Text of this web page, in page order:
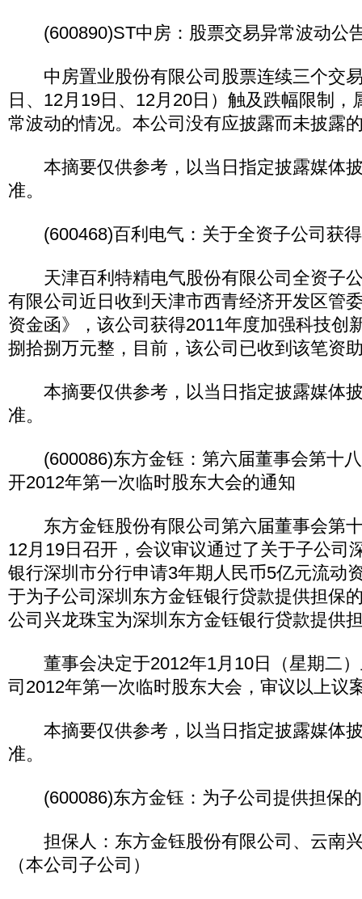
(600890)ST中房：股票交易异常波动公
中房置业股份有限公司股票连续三个交易
日、12月19日、12月20日）触及跌幅限制，
常波动的情况。本公司没有应披露而未披露
本摘要仅供参考，以当日指定披露媒体
准。
(600468)百利电气：关于全资子公司获得
天津百利特精电气股份有限公司全资子
有限公司近日收到天津市西青经济开发区管
资金函》，该公司获得2011年度加强科技创
捌拾捌万元整，目前，该公司已收到该笔资
本摘要仅供参考，以当日指定披露媒体
准。
(600086)东方金钰：第六届董事会第十八
开2012年第一次临时股东大会的通知
东方金钰股份有限公司第六届董事会第
12月19日召开，会议审议通过了关于子公司
银行深圳市分行申请3年期人民币5亿元流动
于为子公司深圳东方金钰银行贷款提供担保
公司兴龙珠宝为深圳东方金钰银行贷款提供
董事会决定于2012年1月10日（星期二）
司2012年第一次临时股东大会，审议以上议
本摘要仅供参考，以当日指定披露媒体
准。
(600086)东方金钰：为子公司提供担保
担保人：东方金钰股份有限公司、云南
（本公司子公司）